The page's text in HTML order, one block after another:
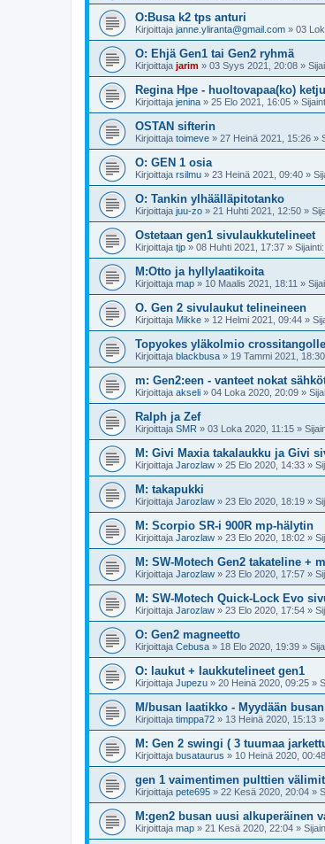
O:Busa k2 tps anturi
Kirjoittaja janne.yliranta@gmail.com » 03
O: Ehjä Gen1 tai Gen2 ryhmä
Kirjoittaja jarim » 03 Syys 2021, 20:08 »
Regina Hpe - huoltovapaa(ko)
Kirjoittaja jenina » 25 Elo 2021, 16:05 »
OSTAN sifterin
Kirjoittaja toimeve » 27 Heinä 2021, 15:26 »
O: GEN 1 osia
Kirjoittaja rsilmu » 23 Heinä 2021, 09:40 »
O: Tankin ylhäälläpitotanko
Kirjoittaja juu-zo » 21 Huhti 2021, 12:50 »
Ostetaan gen1 sivulaukkutelineet
Kirjoittaja tjp » 08 Huhti 2021, 17:37 » Sijainti:
M:Otto ja hyllylaatikoita
Kirjoittaja map » 10 Maalis 2021, 18:11 »
O. Gen 2 sivulaukut telineineen
Kirjoittaja Mikke » 12 Helmi 2021, 09:44 »
Topyokes yläkolmio crossitangolle
Kirjoittaja blackbusa » 19 Tammi 2021, 18:30
m: Gen2:een - vanteet nokat
Kirjoittaja akseli » 04 Loka 2020, 20:09 »
Ralph ja Zef
Kirjoittaja SMR » 03 Loka 2020, 11:15 »
M: Givi Maxia takalaukku ja Givi
Kirjoittaja Jarozlaw » 25 Elo 2020, 14:33 »
M: takapukki
Kirjoittaja Jarozlaw » 23 Elo 2020, 18:19 »
M: Scorpio SR-i 900R mp-hälytin
Kirjoittaja Jarozlaw » 23 Elo 2020, 18:02 »
M: SW-Motech Gen2 takateline +
Kirjoittaja Jarozlaw » 23 Elo 2020, 17:57 »
M: SW-Motech Quick-Lock Evo
Kirjoittaja Jarozlaw » 23 Elo 2020, 17:54 »
O: Gen2 magneetto
Kirjoittaja Cebusa » 18 Elo 2020, 19:39 »
O: laukut + laukkutelineet gen1
Kirjoittaja Jupezu » 20 Heinä 2020, 09:25 »
M/busan laatikko - Myydään
Kirjoittaja timppa72 » 13 Heinä 2020, 15:13
M: Gen 2 swingi ( 3 tuumaa
Kirjoittaja busataurus » 10 Heinä 2020, 00:48
gen 1 vaimentimen pulttien
Kirjoittaja pete695 » 22 Kesä 2020, 20:04 »
M:gen2 busan uusi alkuperäinen
Kirjoittaja map » 21 Kesä 2020, 22:04 »